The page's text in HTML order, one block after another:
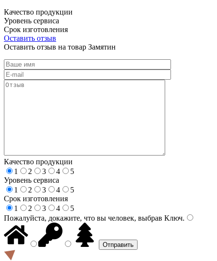
Качество продукции
Уровень сервиса
Срок изготовления
Оставить отзыв
Оставить отзыв на товар Замятин
Качество продукции
1
2 3 4
5
Уровень сервиса
1
2 3 4
5
Срок изготовления
1
2 3 4
5
Пожалуйста, докажите, что вы человек, выбрав Ключ.